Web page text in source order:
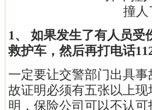
1、 如果发生了有人员受
救护车，然后再打电话
一定要让交警部门出具
故证明必须有五张以上
明，保险公司可以不认可